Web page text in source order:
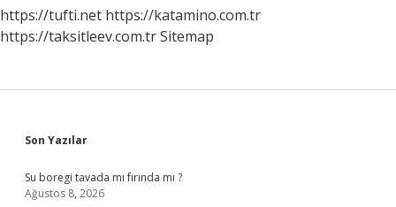
Çıkar
https://tufti.net https://katamino.com.tr
https://taksitleev.com.trSitemap
Sidebar
Son Yazılar
Su boregi tavada mı fırında mı ?
Ağustos 8, 2026